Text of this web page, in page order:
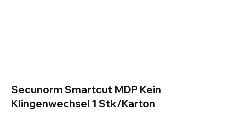
Secunorm Smartcut MDP Kein
Klingenwechsel 1 Stk/Karton